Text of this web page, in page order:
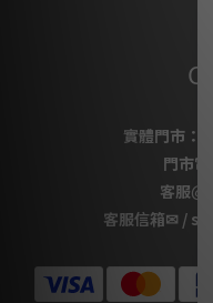
實體門市：
門市電話
客服
客服信箱✉ /